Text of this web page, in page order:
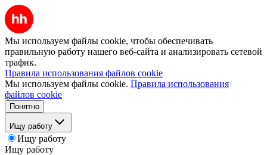
Мы используем файлы cookie, чтобы обеспечивать
правильную работу нашего веб-сайта и анализировать сетевой
трафик.
Правила использования файлов cookie
Мы используем файлы cookie. Правила использования
файлов cookie
Понятно
Ищу работу
Ищу работу
Ищу работу